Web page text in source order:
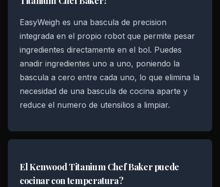
EasyWeigh es una bascula de precision
integrada en el propio robot que permite pesar
ingredientes directamente en el bol. Puedes
anadir ingredientes uno a uno, poniendo la
bascula a cero entre cada uno, lo que elimina la
necesidad de una bascula de cocina aparte y
reduce el numero de utensilios a limpiar.
El Kenwood Titanium Chef Baker puede
cocinar con temperatura?